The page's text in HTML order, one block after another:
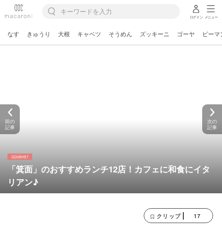
ログイン メニュー
なす きゅうり 大根 キャベツ そうめん ズッキーニ ゴーヤ ピーマ
「箕面」のおすすめランチ12店！カフェに和食にイタ
リアン♪
前の
記事
次の
記事
クリップ 17